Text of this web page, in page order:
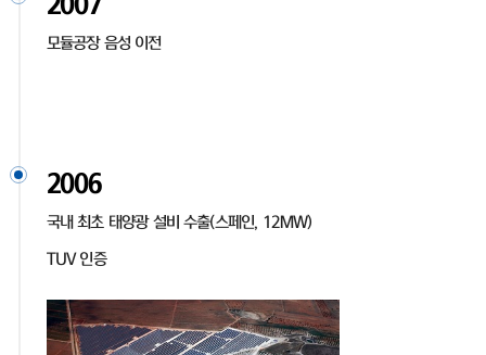
모듈공장 음성 이전
2006
국내 최초 태양광 설비 수출(스페인, 12MW)
TUV 인증